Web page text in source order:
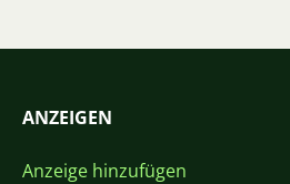
ANZEIGEN
Anzeige hinzufügen